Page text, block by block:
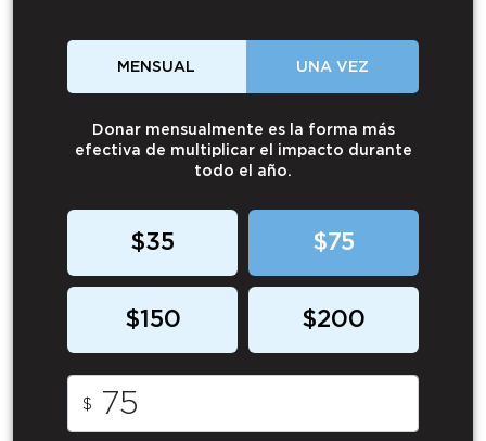
MENSUAL UNA VEZ
Donar mensualmente es la forma más
efectiva de multiplicar el impacto durante
todo el año.
$35 $75
$150 $200
$